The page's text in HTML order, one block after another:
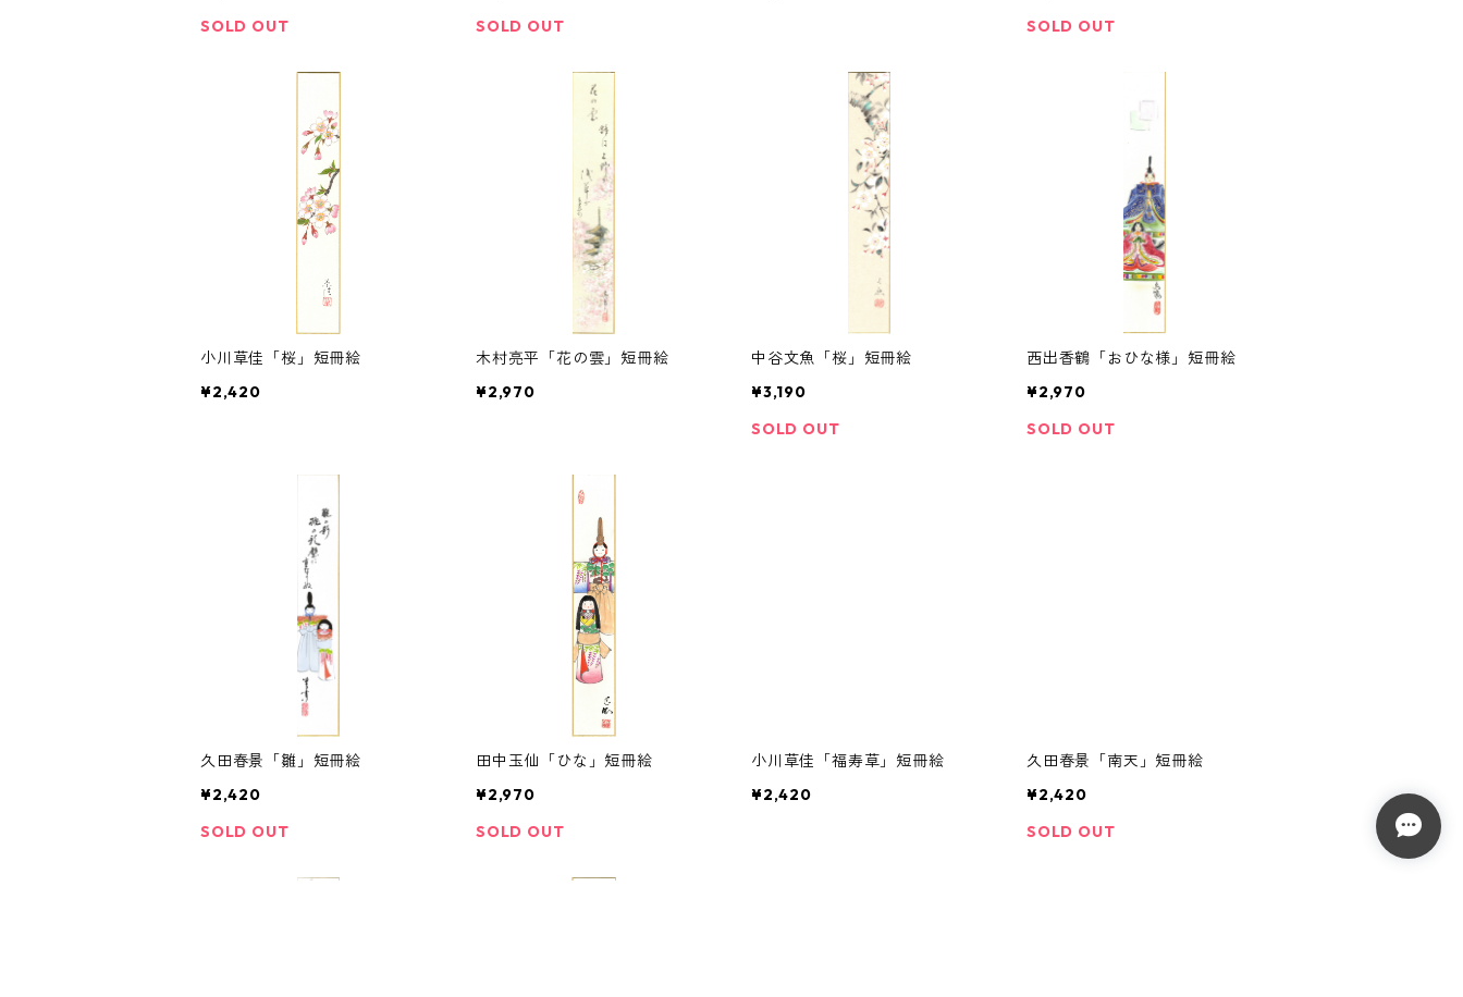
SOLD OUT
SOLD OUT
SOLD OUT
小川草佳「桜」短冊絵
¥2,420
木村亮平「花の雲」短冊絵
¥2,970
中谷文魚「桜」短冊絵
¥3,190
SOLD OUT
西出香鶴「おひな様」短冊絵
¥2,970
SOLD OUT
久田春景「雛」短冊絵
¥2,420
SOLD OUT
田中玉仙「ひな」短冊絵
¥2,970
SOLD OUT
小川草佳「福寿草」短冊絵
¥2,420
久田春景「南天」短冊絵
¥2,420
SOLD OUT